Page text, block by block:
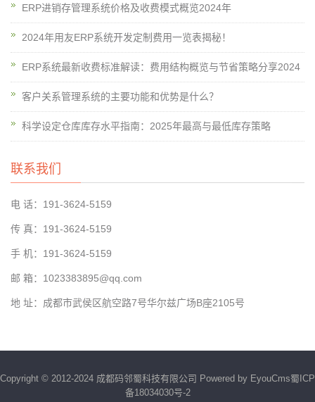
ERP进销存管理系统价格及收费模式概览2024年
2024年用友ERP系统开发定制费用一览表揭秘！
ERP系统最新收费标准解读：费用结构概览与节省策略分享2024
客户关系管理系统的主要功能和优势是什么？
科学设定仓库库存水平指南：2025年最高与最低库存策略
联系我们
电 话：191-3624-5159
传 真：191-3624-5159
手 机：191-3624-5159
邮 箱：1023383895@qq.com
地 址：成都市武侯区航空路7号华尔兹广场B座2105号
Copyright © 2012-2024 成都码邻蜀科技有限公司 Powered by EyouCms蜀ICP
备18034030号-2